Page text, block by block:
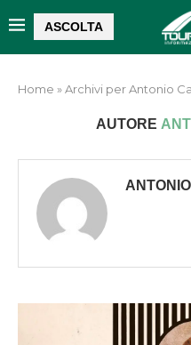
ASCOLTA
Home »Archivi per Antonio
AUTORE